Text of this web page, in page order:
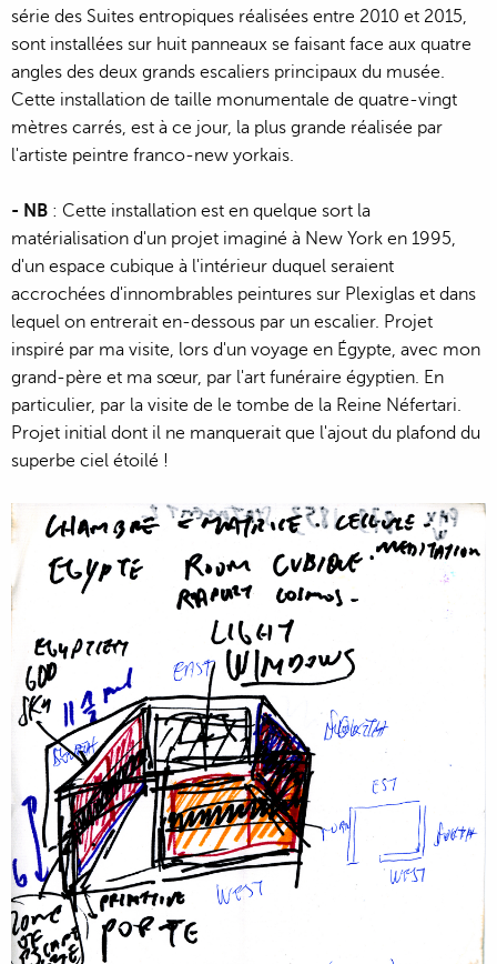
série des Suites entropiques réalisées entre 2010 et 2015,
sont installées sur huit panneaux se faisant face aux quatre
angles des deux grands escaliers principaux du musée.
Cette installation de taille monumentale de quatre-vingt
mètres carrés, est à ce jour, la plus grande réalisée par
l'artiste peintre franco-new yorkais.
- NB : Cette installation est en quelque sort la
matérialisation d'un projet imaginé à New York en 1995,
d'un espace cubique à l'intérieur duquel seraient
accrochées d'innombrables peintures sur Plexiglas et dans
lequel on entrerait en-dessous par un escalier. Projet
inspiré par ma visite, lors d'un voyage en Égypte, avec mon
grand-père et ma sœur, par l'art funéraire égyptien. En
particulier, par la visite de le tombe de la Reine Néfertari.
Projet initial dont il ne manquerait que l'ajout du plafond du
superbe ciel étoilé !